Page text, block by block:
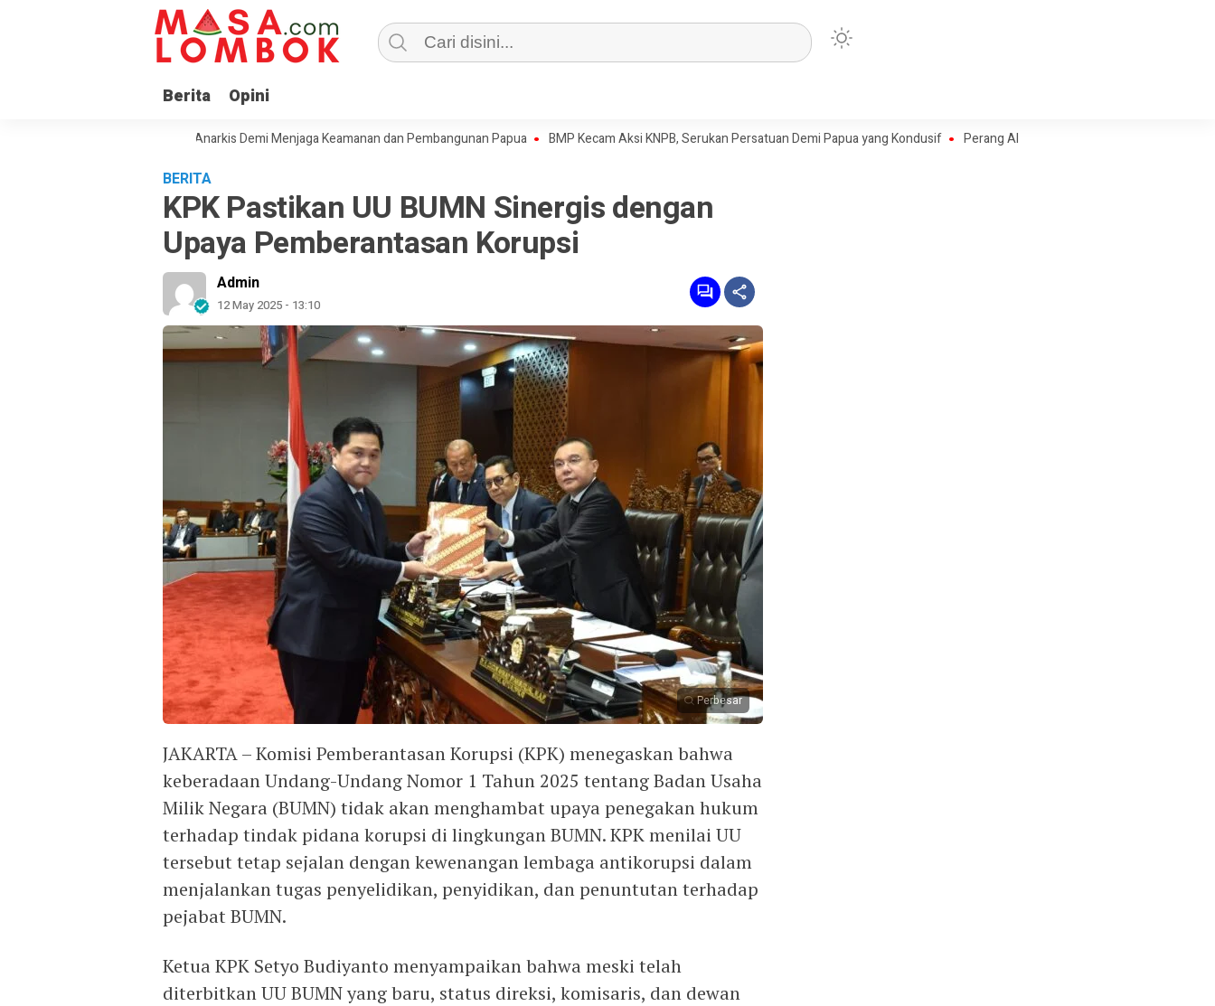
Berita Opini
Masyarakat Tolak Aksi Anarkis Demi Menjaga Keamanan dan Pembangunan Papua BMP Kecam Aksi KNPB, Serukan Persatuan Demi Papua yang Kondusif Perang Algoritma AI Makin Kompleks, Publik
BERITA
KPK Pastikan UU BUMN Sinergis dengan
Upaya Pemberantasan Korupsi
Admin
12 May 2025 - 13:10
Perbesar
JAKARTA – Komisi Pemberantasan Korupsi (KPK) menegaskan bahwa
keberadaan Undang-Undang Nomor 1 Tahun 2025 tentang Badan Usaha
Milik Negara (BUMN) tidak akan menghambat upaya penegakan hukum
terhadap tindak pidana korupsi di lingkungan BUMN. KPK menilai UU
tersebut tetap sejalan dengan kewenangan lembaga antikorupsi dalam
menjalankan tugas penyelidikan, penyidikan, dan penuntutan terhadap
pejabat BUMN.
Ketua KPK Setyo Budiyanto menyampaikan bahwa meski telah
diterbitkan UU BUMN yang baru, status direksi, komisaris, dan dewan